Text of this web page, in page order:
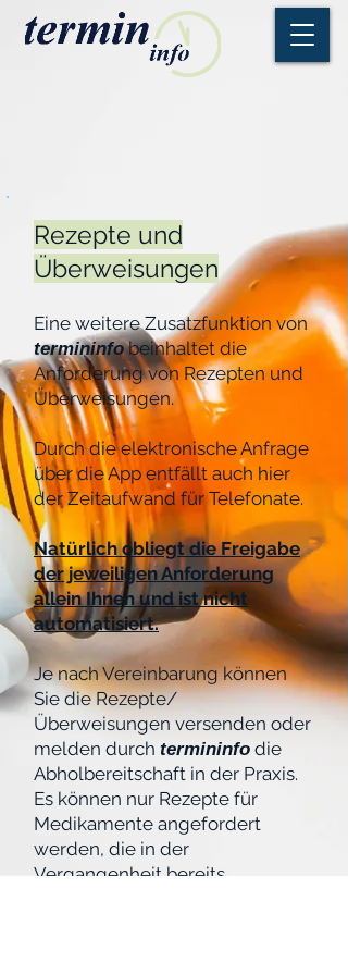
Rezepte und
Überweisungen
Eine weitere Zusatzfunktion von
termininfobeinhaltet die
Anforderung von Rezepten und
Überweisungen.
Durch die elektronische Anfrage
über die App entfällt auch hier
der Zeitaufwand für Telefonate.
Natürlich obliegt die Freigabe
der jeweiligen Anforderung
allein Ihnen und ist nicht
automatisiert.
Je nach Vereinbarung können
Sie die Rezepte/
Überweisungen versenden oder
melden durch termininfo die
Abholbereitschaft in der Praxis.
Es können nur Rezepte für
Medikamente angefordert
werden, die in der
Vergangenheit bereits